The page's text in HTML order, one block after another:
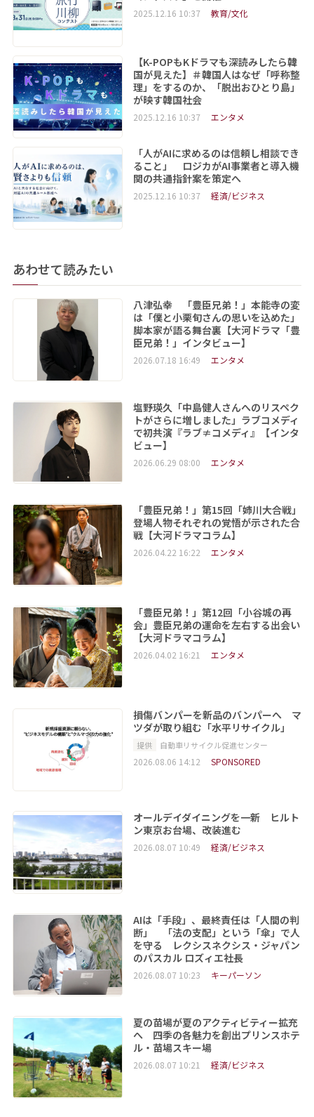
2025.12.16 10:37 教育/文化
【K-POPもKドラマも深読みしたら韓
国が見えた】＃韓国人はなぜ「呼称整
理」をするのか、「脱出おひとり島」
が映す韓国社会
2025.12.16 10:37 エンタメ
「人がAIに求めるのは信頼し相談でき
ること」 ロジカがAI事業者と導入機
関の共通指針案を策定へ
2025.12.16 10:37 経済/ビジネス
あわせて読みたい
八津弘幸 「豊臣兄弟！」本能寺の変
は「僕と小栗旬さんの思いを込めた」
脚本家が語る舞台裏【大河ドラマ「豊
臣兄弟！」インタビュー】
2026.07.18 16:49 エンタメ
塩野瑛久「中島健人さんへのリスペク
トがさらに増しました」ラブコメディ
で初共演『ラブ≠コメディ』【インタ
ビュー】
2026.06.29 08:00 エンタメ
「豊臣兄弟！」第15回「姉川大合戦」
登場人物それぞれの覚悟が示された合
戦【大河ドラマコラム】
2026.04.22 16:22 エンタメ
「豊臣兄弟！」第12回「小谷城の再
会」豊臣兄弟の運命を左右する出会い
【大河ドラマコラム】
2026.04.02 16:21 エンタメ
損傷バンパーを新品のバンパーへ マ
ツダが取り組む「水平リサイクル」
提供 自動車リサイクル促進センター
2026.08.06 14:12 SPONSORED
オールデイダイニングを一新 ヒルト
ン東京お台場、改装進む
2026.08.07 10:49 経済/ビジネス
AIは「手段」、最終責任は「人間の判
断」 「法の支配」という「傘」で人
を守る レクシスネクシス・ジャパン
のパスカル ロズィエ社長
2026.08.07 10:23 キーパーソン
夏の苗場が夏のアクティビティー拡充
へ 四季の各魅力を創出プリンスホテ
ル・苗場スキー場
2026.08.07 10:21 経済/ビジネス